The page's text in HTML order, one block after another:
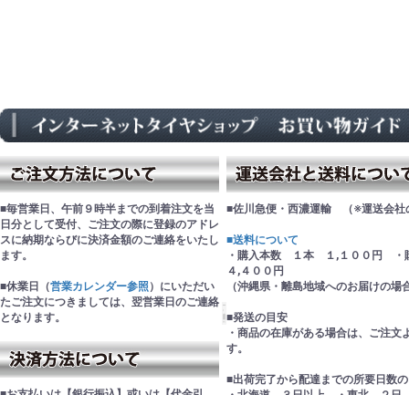
■毎営業日、午前９時半までの到着注文を当
日分として受付、ご注文の際に登録のアドレ
スに納期ならびに決済金額のご連絡をいたし
ます。
■休業日（営業カレンダー参照 ）にいただい
たご注文につきましては、翌営業日のご連絡
となります。
■佐川急便・西濃運輸 （※運送会社
■送料について
・購入本数 １本 １,１００円
４,４００円
（沖縄県・離島地域へのお届けの
■発送の目安
・商品の在庫がある場合は、ご注
す。
■出荷完了から配達までの所要日数